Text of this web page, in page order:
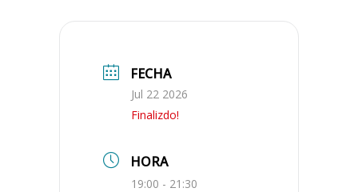
FECHA
Jul 22 2026
Finalizdo!
HORA
19:00 - 21:30